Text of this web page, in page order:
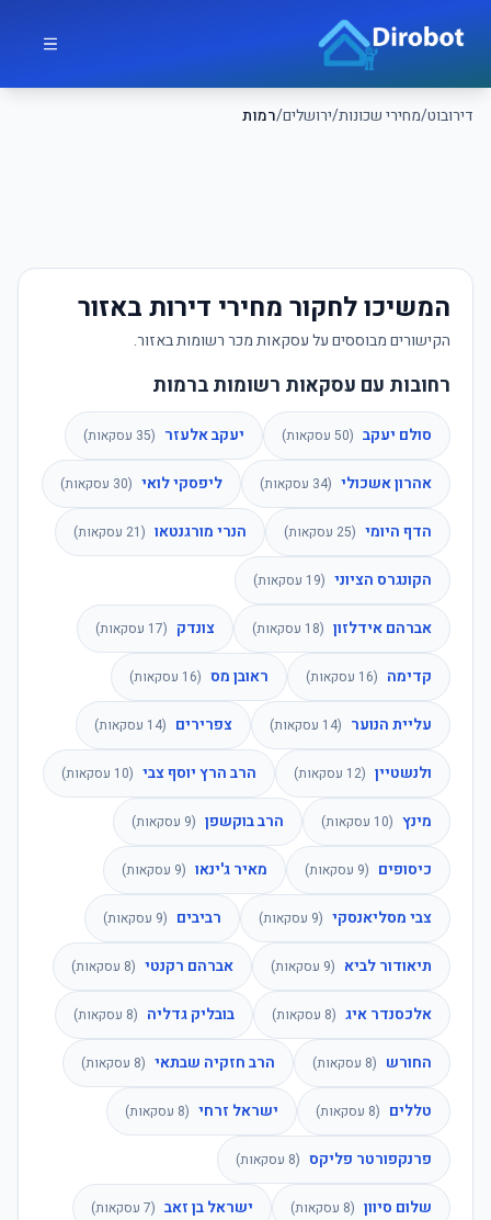
דירובוט/מחירי שכונות/ירושלים/רמות
דירובוט
המשיכו לחקור מחירי דירות באזור
הקישורים מבוססים על עסקאות מכר רשומות באזור.
רחובות עם עסקאות רשומות ברמות
סולם יעקב (
50 עסקאות) יעקב אלעזר (
35 עסקאות)
אהרון אשכולי (
34 עסקאות) ליפסקי לואי (
30 עסקאות)
הדף היומי (
25 עסקאות) הנרי מורגנטאו (
21 עסקאות)
הקונגרס הציוני (
19 עסקאות)
אברהם אידלזון (
18 עסקאות) צונדק (
17 עסקאות)
קדימה (
16 עסקאות) ראובן מס (
16 עסקאות)
עליית הנוער (
14 עסקאות) צפרירים (
14 עסקאות)
ולנשטיין (
12 עסקאות) הרב הרץ יוסף צבי (
10 עסקאות)
מינץ (
10 עסקאות) הרב בוקשפן (
9 עסקאות)
כיסופים (
9 עסקאות) מאיר ג'ינאו (
9 עסקאות)
צבי מסליאנסקי (
9 עסקאות) רביבים (
9 עסקאות)
תיאודור לביא (
9 עסקאות) אברהם רקנטי (
8 עסקאות)
אלכסנדר איג (
8 עסקאות) בובליק גדליה (
8 עסקאות)
החורש (
8 עסקאות) הרב חזקיה שבתאי (
8 עסקאות)
טללים (
8 עסקאות) ישראל זרחי (
8 עסקאות)
פרנקפורטר פליקס (
8 עסקאות)
שלום סיוון (
8 עסקאות) ישראל בן זאב (
7 עסקאות)